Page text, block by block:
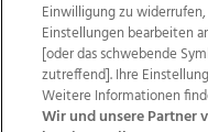
Wir über uns
Datenschutz
AGB Website
Einwilligung zu
Einstellungen bearbeiten
[oder das schwebende
zutreffend]. Ihre
Weitere Informationen
Wir und unsere Partner